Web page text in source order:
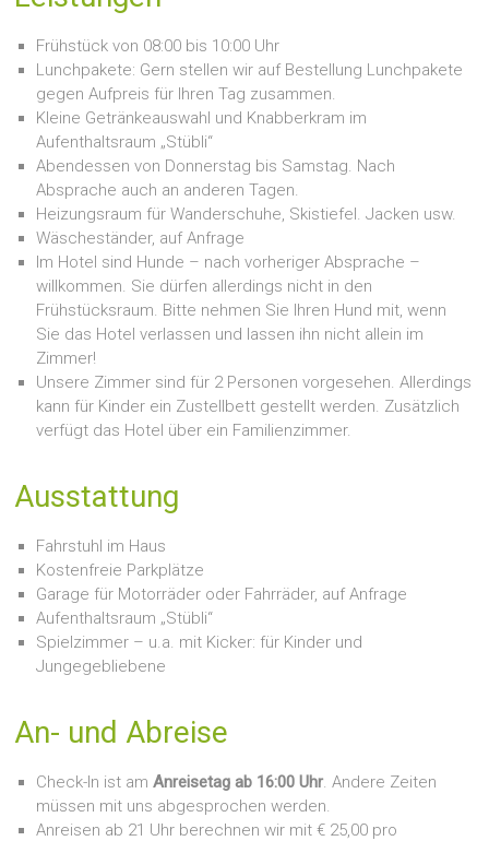
Frühstück von 08:00 bis 10:00 Uhr
Lunchpakete: Gern stellen wir auf Bestellung Lunchpakete
gegen Aufpreis für Ihren Tag zusammen.
Kleine Getränkeauswahl und Knabberkram im
Aufenthaltsraum „Stübli“
Abendessen von Donnerstag bis Samstag. Nach
Absprache auch an anderen Tagen.
Heizungsraum für Wanderschuhe, Skistiefel. Jacken usw.
Wäscheständer, auf Anfrage
Im Hotel sind Hunde – nach vorheriger Absprache –
willkommen. Sie dürfen allerdings nicht in den
Frühstücksraum. Bitte nehmen Sie Ihren Hund mit, wenn
Sie das Hotel verlassen und lassen ihn nicht allein im
Zimmer!
Unsere Zimmer sind für 2 Personen vorgesehen. Allerdings
kann für Kinder ein Zustellbett gestellt werden. Zusätzlich
verfügt das Hotel über ein Familienzimmer.
Ausstattung
Fahrstuhl im Haus
Kostenfreie Parkplätze
Garage für Motorräder oder Fahrräder, auf Anfrage
Aufenthaltsraum „Stübli“
Spielzimmer – u.a. mit Kicker: für Kinder und
Jungegebliebene
An- und Abreise
Check-In ist amAnreisetag ab 16:00 Uhr. Andere Zeiten
müssen mit uns abgesprochen werden.
Anreisen ab 21 Uhr berechnen wir mit € 25,00 pro